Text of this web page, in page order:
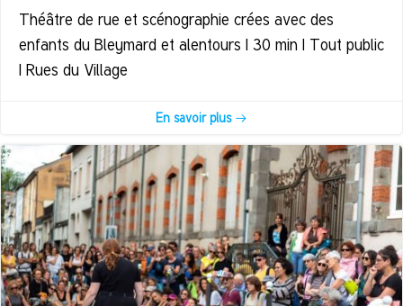
Théâtre de rue et scénographie crées avec des
enfants du Bleymard et alentours | 30 min | Tout public
| Rues du Village
En savoir plus